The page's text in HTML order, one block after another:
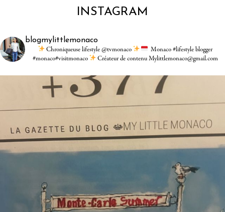
INSTAGRAM
blogmylittlemonaco
Chroniqueuse lifestyle @tvmonaco
Monaco #lifestyle blogger
#monaco#visitmonaco
Créateur de contenu Mylittlemonaco@gmail.com